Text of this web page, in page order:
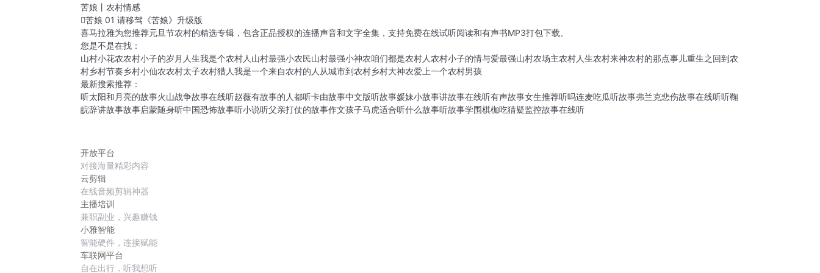
苦娘丨农村情感
苦娘 01 请移驾《苦娘》升级版
喜马拉雅为您推荐元旦节农村的精选专辑，包含正品授权的连播声音和文字全集，支持免费在线试听阅读和有声书MP3打包下载。
您是不是在找：
山村小花农农村小子的岁月人生我是个农村人 山村最强小农民山村最强小神农咱们都是农村人 农村小子的情与爱最强山村农场主农村人生农村来神农村的那点事儿重生之回到农
村乡村节奏乡村小仙农农村太子农村猎人我是一个来自农村的人 从城市到农村乡村大神农爱上一个农村男孩
最新搜索推荐：
听太阳和月亮的故事火山战争故事在线听赵薇有故事的人都听卡由故事中文版听故事媛妹小故事讲故事在线听有声故事女生推荐听吗连麦吃瓜听故事弗兰克悲伤故事在线听听鞠
皖辞讲故事故事启蒙随身听中国恐怖故事听小说听父亲打仗的故事作文孩子马虎适合听什么故事听故事学围棋枷吃猜疑监控故事在线听
开放平台
对接海量精彩内容
云剪辑
在线音频剪辑神器
主播培训
兼职副业，兴趣赚钱
小雅智能
智能硬件，连接赋能
车联网平台
自在出行，听我想听